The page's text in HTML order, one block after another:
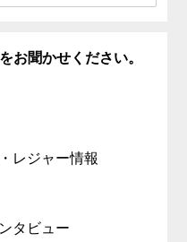
お聞かせください。
レジャー情報
タビュー